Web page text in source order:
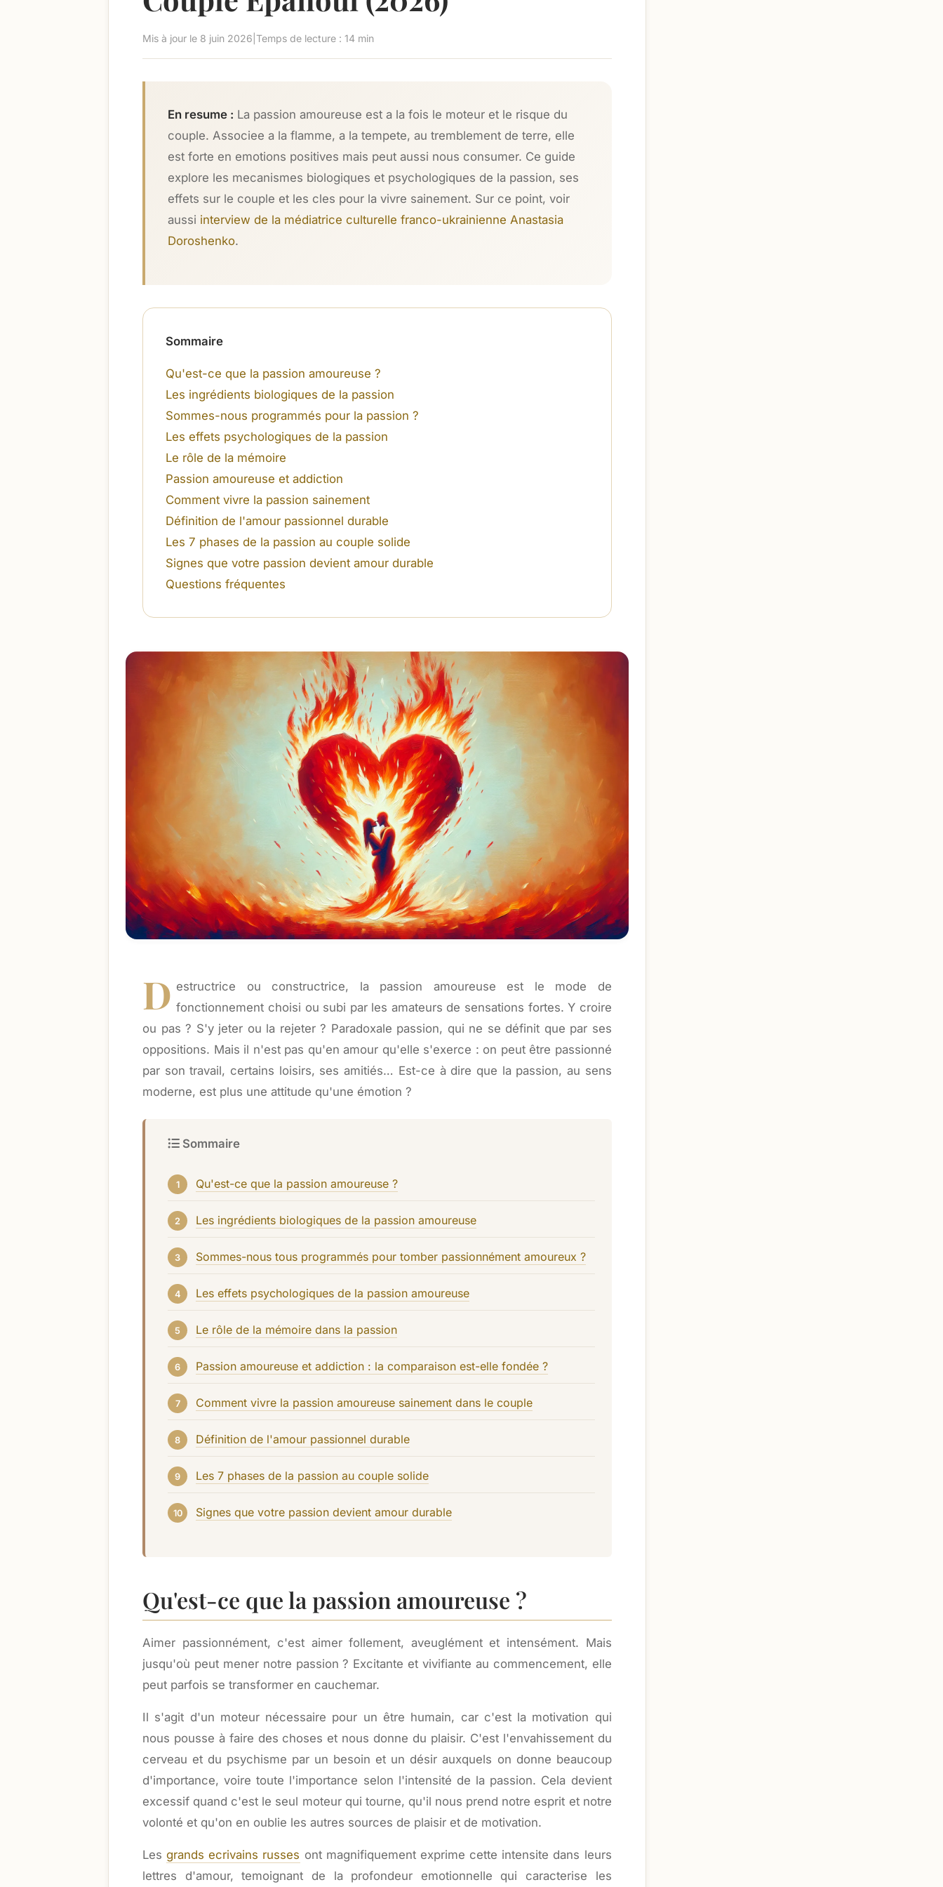
Mis à jour le 8 juin 2026 Temps de lecture : 14 min
En resume : La passion amoureuse est a la fois le moteur et le risque du
couple. Associee a la flamme, a la tempete, au tremblement de terre, elle
est forte en emotions positives mais peut aussi nous consumer. Ce guide
explore les mecanismes biologiques et psychologiques de la passion, ses
effets sur le couple et les cles pour la vivre sainement. Sur ce point, voir
aussi interview de la médiatrice culturelle franco-ukrainienne Anastasia
Doroshenko.
Sommaire
Qu'est-ce que la passion amoureuse ?
Les ingrédients biologiques de la passion
Sommes-nous programmés pour la passion ?
Les effets psychologiques de la passion
Le rôle de la mémoire
Passion amoureuse et addiction
Comment vivre la passion sainement
Définition de l'amour passionnel durable
Les 7 phases de la passion au couple solide
Signes que votre passion devient amour durable
Questions fréquentes
D estructrice ou constructrice, la passion amoureuse est le mode de
fonctionnement choisi ou subi par les amateurs de sensations fortes. Y croire
ou pas ? S'y jeter ou la rejeter ? Paradoxale passion, qui ne se définit que par ses
oppositions. Mais il n'est pas qu'en amour qu'elle s'exerce : on peut être passionné
par son travail, certains loisirs, ses amitiés… Est-ce à dire que la passion, au sens
moderne, est plus une attitude qu'une émotion ?
Sommaire
Qu'est-ce que la passion amoureuse ?
Les ingrédients biologiques de la passion amoureuse
Sommes-nous tous programmés pour tomber passionnément amoureux ?
Les effets psychologiques de la passion amoureuse
Le rôle de la mémoire dans la passion
Passion amoureuse et addiction : la comparaison est-elle fondée ?
Comment vivre la passion amoureuse sainement dans le couple
Définition de l'amour passionnel durable
Les 7 phases de la passion au couple solide
Signes que votre passion devient amour durable
Qu'est-ce que la passion amoureuse ?
Aimer passionnément, c'est aimer follement, aveuglément et intensément. Mais
jusqu'où peut mener notre passion ? Excitante et vivifiante au commencement, elle
peut parfois se transformer en cauchemar.
Il s'agit d'un moteur nécessaire pour un être humain, car c'est la motivation qui
nous pousse à faire des choses et nous donne du plaisir. C'est l'envahissement du
cerveau et du psychisme par un besoin et un désir auxquels on donne beaucoup
d'importance, voire toute l'importance selon l'intensité de la passion. Cela devient
excessif quand c'est le seul moteur qui tourne, qu'il nous prend notre esprit et notre
volonté et qu'on en oublie les autres sources de plaisir et de motivation.
Lesgrands ecrivains russes ont magnifiquement exprime cette intensite dans leurs
lettres d'amour, temoignant de la profondeur emotionnelle qui caracterise les